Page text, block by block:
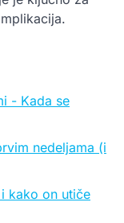
- Kada se
nedeljama (i
kako on utiče